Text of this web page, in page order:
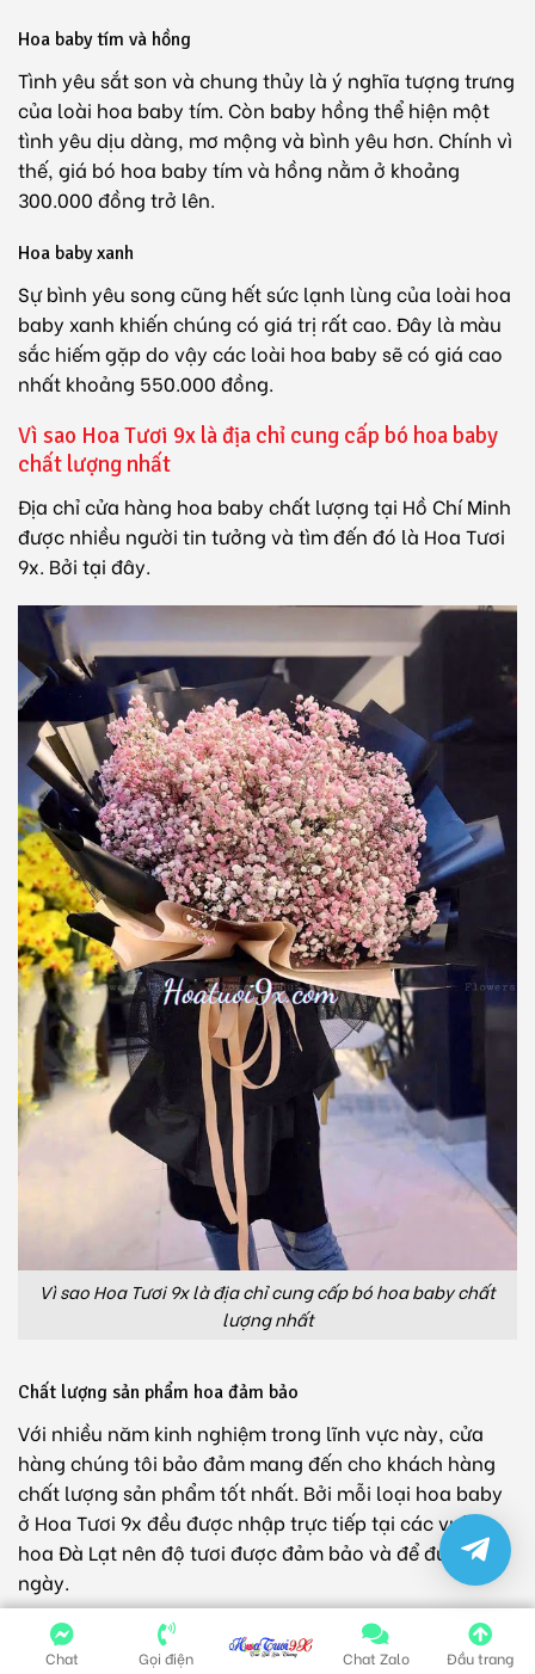
Hoa baby tím và hồng
Tình yêu sắt son và chung thủy là ý nghĩa tượng trưng
của loài hoa baby tím. Còn baby hồng thể hiện một
tình yêu dịu dàng, mơ mộng và bình yêu hơn. Chính vì
thế, giá bó hoa baby tím và hồng nằm ở khoảng
300.000 đồng trở lên.
Hoa baby xanh
Sự bình yêu song cũng hết sức lạnh lùng của loài hoa
baby xanh khiến chúng có giá trị rất cao. Đây là màu
sắc hiếm gặp do vậy các loài hoa baby sẽ có giá cao
nhất khoảng 550.000 đồng.
Vì sao Hoa Tươi 9x là địa chỉ cung cấp bó hoa baby
chất lượng nhất
Địa chỉ cửa hàng hoa baby chất lượng tại Hồ Chí Minh
được nhiều người tin tưởng và tìm đến đó là Hoa Tươi
9x. Bởi tại đây.
Vì sao Hoa Tươi 9x là địa chỉ cung cấp bó hoa baby chất
lượng nhất
Chất lượng sản phẩm hoa đảm bảo
Với nhiều năm kinh nghiệm trong lĩnh vực này, cửa
hàng chúng tôi bảo đảm mang đến cho khách hàng
chất lượng sản phẩm tốt nhất. Bởi mỗi loại hoa baby
ở Hoa Tươi 9x đều được nhập trực tiếp tại các vườn
hoa Đà Lạt nên độ tươi được đảm bảo và để được lâu
ngày.
Không chỉ thế, chúng tôi còn tuyển chọn kỹ lưỡng tùy
cành hoa một trước khi các nghệ nhân thực hiện cắm
Chat Gọi điện Chat Zalo Đầu trang